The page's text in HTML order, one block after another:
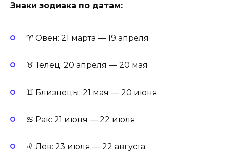
Знаки зодиака по датам:
♈ Овен: 21 марта — 19 апреля
♉ Телец: 20 апреля — 20 мая
♊ Близнецы: 21 мая — 20 июня
♋ Рак: 21 июня — 22 июля
♌ Лев: 23 июля — 22 августа